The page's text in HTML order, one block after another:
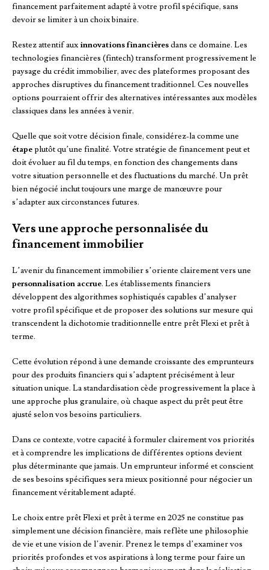
financement parfaitement adapté à votre profil spécifique, sans
devoir se limiter à un choix binaire.
Restez attentif auxinnovations financièresdans ce domaine. Les
technologies financières (fintech) transforment progressivement le
paysage du crédit immobilier, avec des plateformes proposant des
approches disruptives du financement traditionnel. Ces nouvelles
options pourraient offrir des alternatives intéressantes aux modèles
classiques dans les années à venir.
Quelle que soit votre décision finale, considérez-la comme une
étapeplutôt qu’une finalité. Votre stratégie de financement peut et
doit évoluer au fil du temps, en fonction des changements dans
votre situation personnelle et des fluctuations du marché. Un prêt
bien négocié inclut toujours une marge de manœuvre pour
s’adapter aux circonstances futures.
Vers une approche personnalisée du
financement immobilier
L’avenir du financement immobilier s’oriente clairement vers une
personnalisation accrue. Les établissements financiers
développent des algorithmes sophistiqués capables d’analyser
votre profil spécifique et de proposer des solutions sur mesure qui
transcendent la dichotomie traditionnelle entre prêt Flexi et prêt à
terme.
Cette évolution répond à une demande croissante des emprunteurs
pour des produits financiers qui s’adaptent précisément à leur
situation unique. La standardisation cède progressivement la place à
une approche plus granulaire, où chaque aspect du prêt peut être
ajusté selon vos besoins particuliers.
Dans ce contexte, votre capacité à formuler clairement vos priorités
et à comprendre les implications de différentes options devient
plus déterminante que jamais. Un emprunteur informé et conscient
de ses besoins spécifiques sera mieux positionné pour négocier un
financement véritablement adapté.
Le choix entre prêt Flexi et prêt à terme en 2025 ne constitue pas
simplement une décision financière, mais reflète une philosophie
de vie et une vision de l’avenir. Prenez le temps d’examiner vos
priorités profondes et vos aspirations à long terme pour faire un